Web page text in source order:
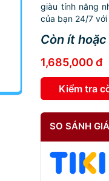
giàu tính năng
của bạn 24/7
Còn ít
1,685,000 đ
Kiểm tra
SO SÁNH GIÁ